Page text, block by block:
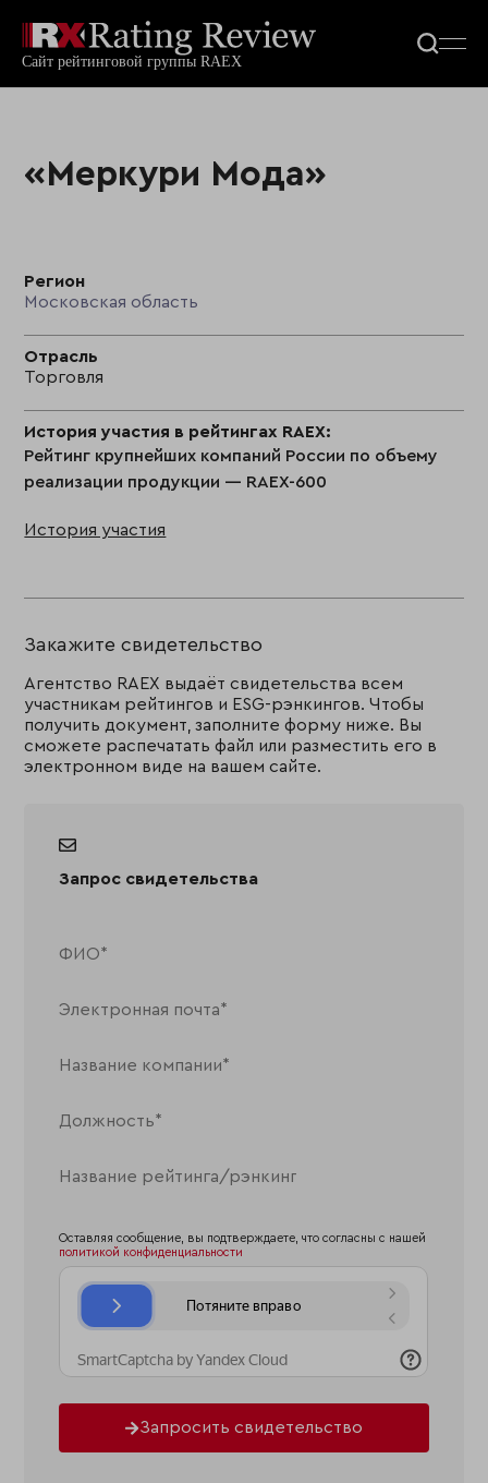
«Меркури Мода»
Регион
Московская область
Отрасль
Торговля
История участия в рейтингах RAEX:
Рейтинг крупнейших компаний России по объему
реализации продукции — RAEX-600
История участия
Закажите свидетельство
Агентство RAEX выдаёт свидетельства всем
участникам рейтингов и ESG-рэнкингов. Чтобы
получить документ, заполните форму ниже. Вы
сможете распечатать файл или разместить его в
электронном виде на вашем сайте.
Запрос свидетельства
Оставляя сообщение, вы подтверждаете, что согласны с нашей
политикой конфиденциальности
Запросить свидетельство